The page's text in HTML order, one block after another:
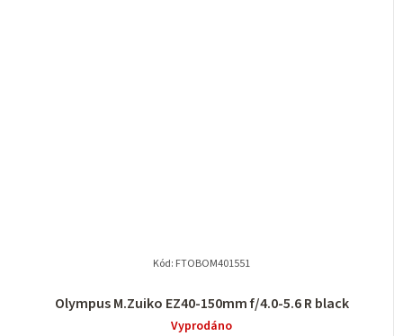
Olympus M.Zuiko EZ40-150mm f/4.0-5.6 R black
Vyprodáno
Kód: FTOBOM401551